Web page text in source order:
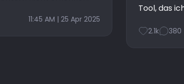
11:45 AM | 25 Apr 2025
Tool, das
2.1k 380